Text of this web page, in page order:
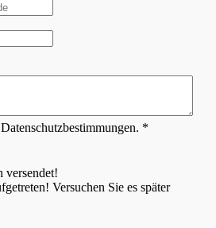
*
versendet!